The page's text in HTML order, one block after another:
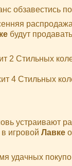
обзавестись
будут
2 Стильных
4 Стильных
устраивают
в игровой Лавке
удачных